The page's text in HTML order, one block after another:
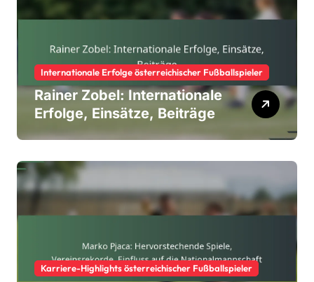
Internationale Erfolge österreichischer Fußballspieler
Rainer Zobel: Internationale
Erfolge, Einsätze, Beiträge
Karriere-Highlights österreichischer Fußballspieler